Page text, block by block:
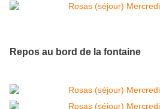
Repos au bord de la fontaine